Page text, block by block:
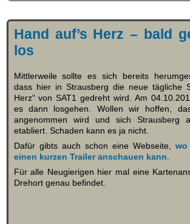
Hand auf’s Herz – bald
los
Mittlerweile sollte es sich bereits
dass hier in Strausberg die neue tägliche
Herz“ von SAT1 gedreht wird. Am
es dann losgehen. Wollen wir hoffen,
angenommen wird und sich Strausberg
etabliert. Schaden kann es ja nicht.
Dafür gibts auch schon eine Webseite,
einen kurzen Trailer anschauen kann
Für alle Neugierigen hier mal eine
Drehort genau befindet.